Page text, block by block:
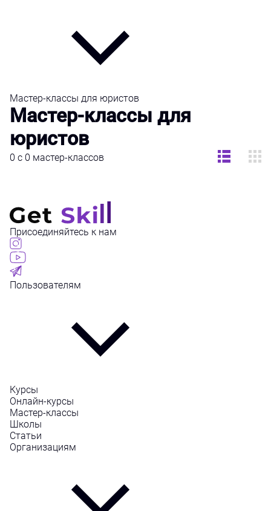
Мастер-классы для юристов
Мастер-классы для
юристов
0 с 0 мастер-классов
Присоединяйтесь к нам
Пользователям
Курсы
Онлайн-курсы
Мастер-классы
Школы
Статьи
Организациям